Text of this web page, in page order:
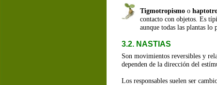
Tigmotropismo o
contacto con objetos. Es
aunque todas las plantas lo
3.2. NASTIAS
Son movimientos reversibles y
dependen de la dirección del
Los responsables suelen ser